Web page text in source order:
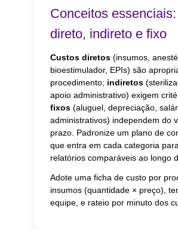
Conceitos
direto, indireto e fixo
Custos diretos (insumos,
bioestimulador, EPIs) são
procedimento; indiretos
apoio administrativo) exigem
fixos (aluguel, depreciação,
administrativos) independem do
prazo. Padronize um plano de
que entra em cada categoria
relatórios comparáveis ao longo
Adote uma ficha de custo por
insumos (quantidade × preço),
equipe, e rateio por minuto dos